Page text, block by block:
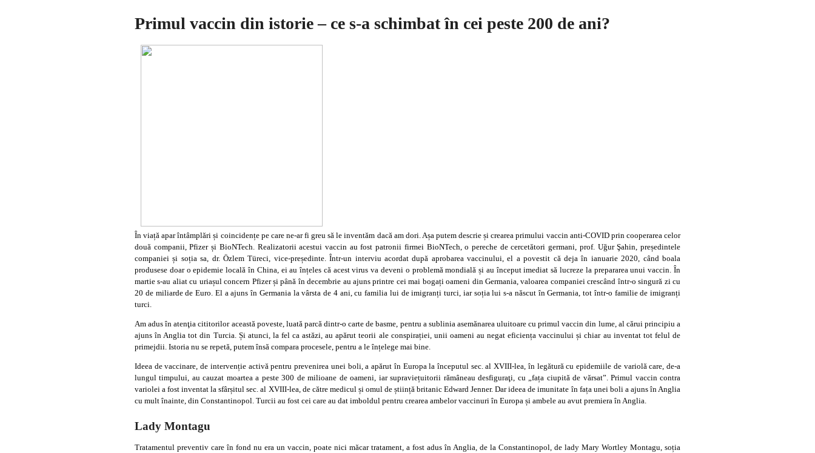
Primul vaccin din istorie – ce s-a schimbat în cei peste 200 de ani?
În viață apar întâmplări și coincidențe pe care ne-ar fi greu să le inventăm dacă am dori. Așa putem descrie și crearea primului vaccin anti-COVID prin cooperarea celor
două companii, Pfizer și BioNTech. Realizatorii acestui vaccin au fost patronii firmei BioNTech, o pereche de cercetători germani, prof. Uğur Şahin, președintele
companiei și soția sa, dr. Özlem Türeci, vice-președinte. Într-un interviu acordat după aprobarea vaccinului, el a povestit că deja în ianuarie 2020, când boala
produsese doar o epidemie locală în China, ei au înțeles că acest virus va deveni o problemă mondială și au început imediat să lucreze la prepararea unui vaccin. În
martie s-au aliat cu uriașul concern Pfizer și până în decembrie au ajuns printre cei mai bogați oameni din Germania, valoarea companiei crescând într-o singură zi cu
20 de miliarde de Euro. El a ajuns în Germania la vârsta de 4 ani, cu familia lui de imigranți turci, iar soția lui s-a născut în Germania, tot într-o familie de imigranți
turci.
Am adus în atenţia cititorilor această poveste, luată parcă dintr-o carte de basme, pentru a sublinia asemănarea uluitoare cu primul vaccin din lume, al cărui principiu a
ajuns în Anglia tot din Turcia. Și atunci, la fel ca astăzi, au apărut teorii ale conspirației, unii oameni au negat eficiența vaccinului și chiar au inventat tot felul de
primejdii. Istoria nu se repetă, putem însă compara procesele, pentru a le înțelege mai bine.
Ideea de vaccinare, de intervenție activă pentru prevenirea unei boli, a apărut în Europa la începutul sec. al XVIII-lea, în legătură cu epidemiile de variolă care, de-a
lungul timpului, au cauzat moartea a peste 300 de milioane de oameni, iar supraviețuitorii rămâneau desfiguraţi, cu „fața ciupită de vărsat”. Primul vaccin contra
variolei a fost inventat la sfârșitul sec. al XVIII-lea, de către medicul și omul de știință britanic Edward Jenner. Dar ideea de imunitate în fața unei boli a ajuns în Anglia
cu mult înainte, din Constantinopol. Turcii au fost cei care au dat imboldul pentru crearea ambelor vaccinuri în Europa și ambele au avut premiera în Anglia.
Lady Montagu
Tratamentul preventiv care în fond nu era un vaccin, poate nici măcar tratament, a fost adus în Anglia, de la Constantinopol, de lady Mary Wortley Montagu, soția